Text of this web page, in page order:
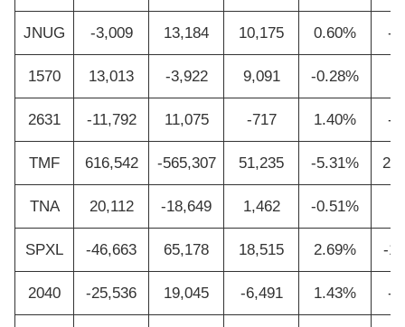
JNUG -3,009 13,184 10,175 0.60% -
1570 13,013 -3,922 9,091 -0.28%
2631 -11,792 11,075 -717 1.40% -
TMF 616,542 -565,307 51,235 -5.31%
TNA 20,112 -18,649 1,462 -0.51%
SPXL -46,663 65,178 18,515 2.69% -
2040 -25,536 19,045 -6,491 1.43% -